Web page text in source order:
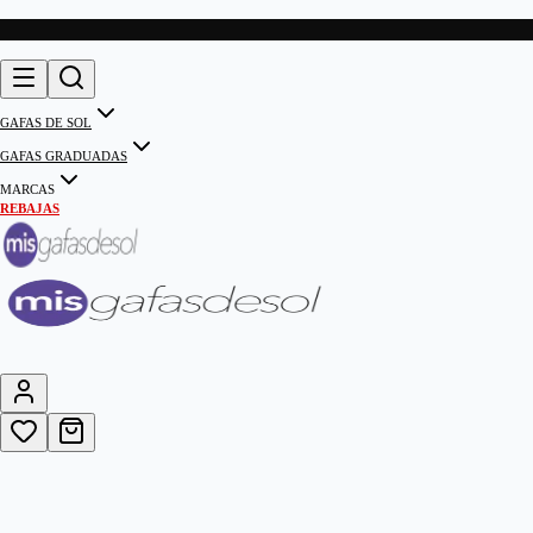
GAFAS DE SOL
GAFAS GRADUADAS
MARCAS
REBAJAS